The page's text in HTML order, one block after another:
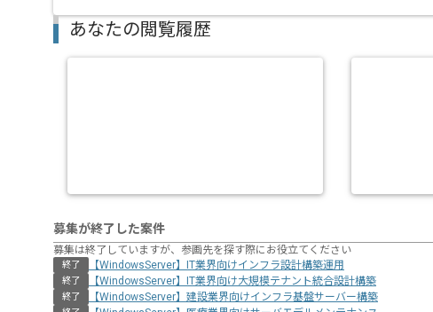
あなたの閲覧履歴
募集が終了した案件
募集は終了していますが、参画先を探す際にお役立てください
終了 【WindowsServer】IT業界向けインフラ設計構築運用
終了 【WindowsServer】IT業界向け大規模テナント統合設計構築
終了 【WindowsServer】建設業界向けインフラ基盤サーバー構築